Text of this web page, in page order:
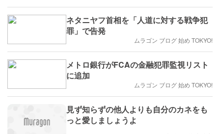
ネタニヤフ首相を「人道に対する戦争犯
罪」で告発
ムラゴン ブログ 始め TOKYO!
メトロ銀行がFCAの金融犯罪監視リスト
に追加
ムラゴン ブログ 始め TOKYO!
見ず知らずの他人よりも自分のカネをも
っと愛しましょうよ